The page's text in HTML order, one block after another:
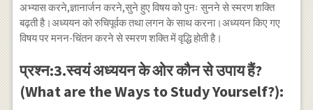
अभ्यास करने,ज्ञानार्जन करने,सुने हुए विषय को पुनः सुनने से स्मरण शक्ति
बढ़ती है।अध्ययन को रुचिपूर्वक तथा लगन के साथ करना।अध्ययन किए गए
विषय पर मनन-चिंतन करने से स्मरण शक्ति में वृद्धि होती है।
प्रश्न:3.स्वयं अध्ययन के ओर कौन से उपाय हैं?
(What are the Ways to Study Yourself?):